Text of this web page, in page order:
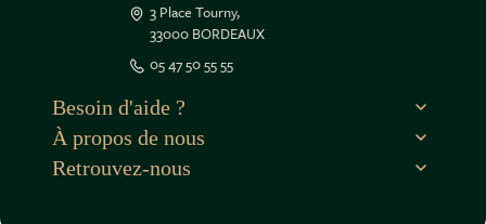
3 Place Tourny,
33000 BORDEAUX
05 47 50 55 55
Besoin d'aide ?
À propos de nous
Retrouvez-nous